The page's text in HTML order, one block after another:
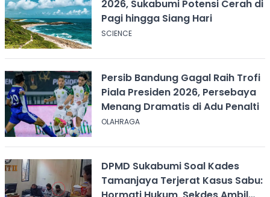
2026, Sukabumi Potensi Cerah di
Pagi hingga Siang Hari
SCIENCE
Persib Bandung Gagal Raih Trofi
Piala Presiden 2026, Persebaya
Menang Dramatis di Adu Penalti
OLAHRAGA
DPMD Sukabumi Soal Kades
Tamanjaya Terjerat Kasus Sabu: